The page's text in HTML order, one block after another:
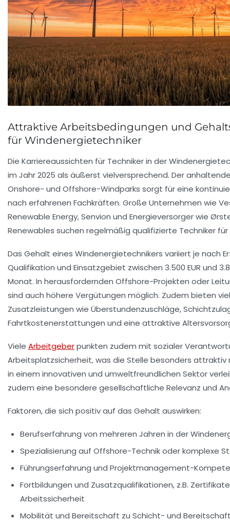
Attraktive Arbeitsbedingungen und
für Windenergietechniker
Die Karriereaussichten für Techniker in der
im Jahr 2025 als äußerst vielversprechend. Der
Onshore- und Offshore-Windparks sorgt für eine
nach erfahrenen Fachkräften. Große Unternehmen wie
Renewable Energy, Senvion und Energieversorger wie
Renewables suchen regelmäßig qualifizierte Techniker für
Das Gehalt eines Windenergietechnikers variiert je nach
Qualifikation und Einsatzgebiet zwischen 3.500 EUR und
Monat. In herausfordernden Offshore-Projekten oder
sind auch höhere Vergütungen möglich. Zudem bieten
Zusatzleistungen wie Überstundenzuschläge,
Fahrtkostenerstattungen und eine attraktive
Viele Arbeitgeberpunkten zudem mit sozialer
Arbeitsplatzsicherheit, was die Stelle besonders attraktiv
in einem innovativen und umweltfreundlichen Sektor
zudem eine besondere gesellschaftliche Relevanz und
Faktoren, die sich positiv auf das Gehalt auswirken:
Berufserfahrung von mehreren Jahren in der
Spezialisierung auf Offshore-Technik oder komplexe
Führungserfahrung und Projektmanagement-
Fortbildungen und Zusatzqualifikationen, z.B.
Arbeitssicherheit
Mobilität und Bereitschaft zu Schicht- und